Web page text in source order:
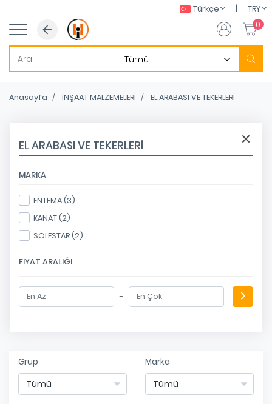
Türkçe |
TRY
0
Anasayfa İNŞAAT MALZEMELERİ EL ARABASI VE TEKERLERİ
EL ARABASI VE TEKERLERİ
MARKA
ENTEMA (3)
KANAT (2)
SOLESTAR (2)
FIYAT ARALIĞI
-
Grup Marka